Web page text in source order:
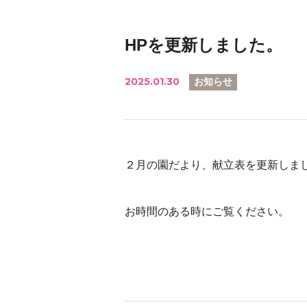
HPを更新しました。
2025.01.30 お知らせ
２月の園だより、献立表を更新しま
お時間のある時にご覧ください。